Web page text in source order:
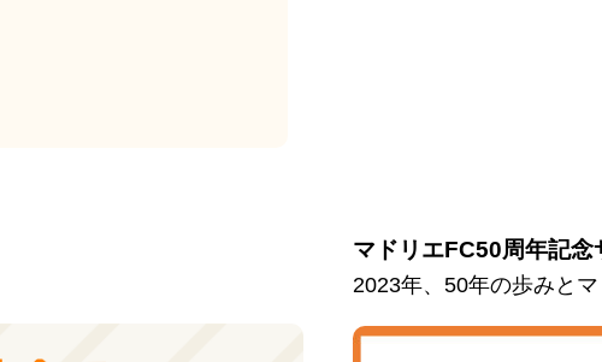
マドリエFC50周年記念
2023年、50年の歩みと